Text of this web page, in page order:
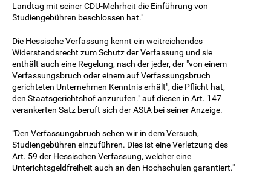
Landtag mit seiner CDU-Mehrheit die Einführung von
Studiengebühren beschlossen hat."
Die Hessische Verfassung kennt ein weitreichendes
Widerstandsrecht zum Schutz der Verfassung und sie
enthält auch eine Regelung, nach der jeder, der "von einem
Verfassungsbruch oder einem auf Verfassungsbruch
gerichteten Unternehmen Kenntnis erhält", die Pflicht hat,
den Staatsgerichtshof anzurufen." auf diesen in Art. 147
verankerten Satz beruft sich der AStA bei seiner Anzeige.
"Den Verfassungsbruch sehen wir in dem Versuch,
Studiengebühren einzuführen. Dies ist eine Verletzung des
Art. 59 der Hessischen Verfassung, welcher eine
Unterichtsgeldfreiheit auch an den Hochschulen garantiert."